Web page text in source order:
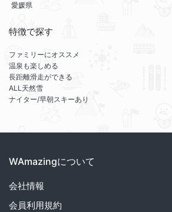
愛媛県
特徴で探す
ファミリーにオススメ
温泉も楽しめる
長距離滑走ができる
ALL天然雪
ナイター/早朝スキーあり
WAmazingについて
会社情報
会員利用規約